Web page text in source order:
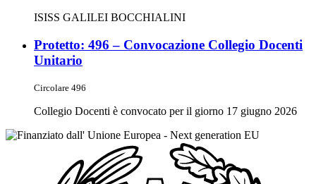
ISISS GALILEI BOCCHIALINI
Protetto: 496 – Convocazione Collegio Docenti
Unitario
Circolare 496
Collegio Docenti è convocato per il giorno 17 giugno 2026